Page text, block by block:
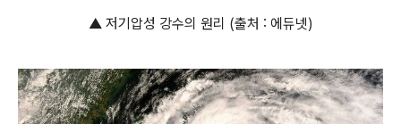
▲ 저기압성 강수의 원리 (출처 : 에듀넷)